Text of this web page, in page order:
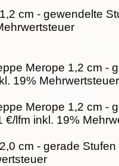
cm - gewendelte
Merope 1,2 cm -
19% Mehrwertsteuer
Merope 1,2 cm -
€/lfm inkl. 19%
cm - gerade